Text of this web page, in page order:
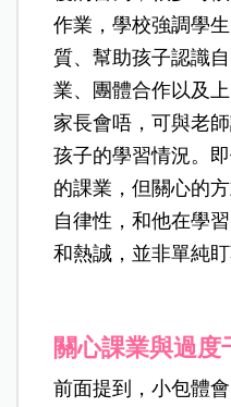
作業，學校強調學
質、幫助孩子認識
業、團體合作以及
家長會唔，可與老
孩子的學習情況。
的課業，但關心的
自律性，和他在學
和熱誠，並非單純盯
關心課業與過度
前面提到，小包體